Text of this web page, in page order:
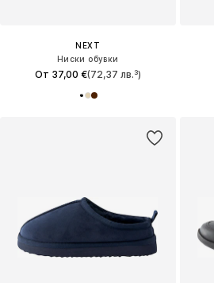
NEXT
Ниски обувки
От 37,00 €(72,37 лв.³)